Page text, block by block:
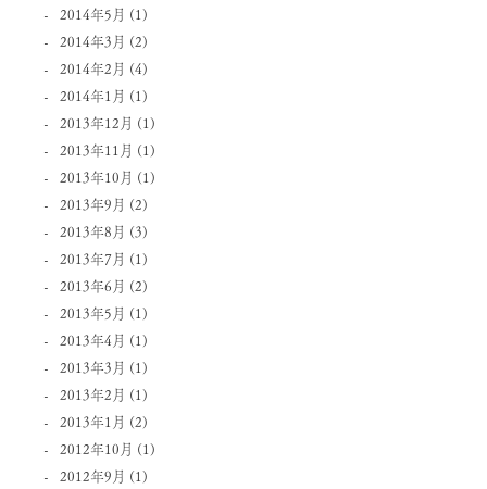
2014年5月 (1)
2014年3月 (2)
2014年2月 (4)
2014年1月 (1)
2013年12月 (1)
2013年11月 (1)
2013年10月 (1)
2013年9月 (2)
2013年8月 (3)
2013年7月 (1)
2013年6月 (2)
2013年5月 (1)
2013年4月 (1)
2013年3月 (1)
2013年2月 (1)
2013年1月 (2)
2012年10月 (1)
2012年9月 (1)